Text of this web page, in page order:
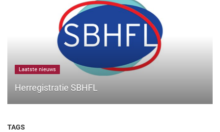
Laatste nieuws
Herregistratie SBHFL
TAGS